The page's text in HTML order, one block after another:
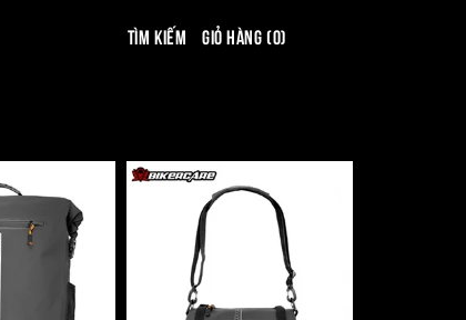
Tìm kiếm Giỏ hàng (0)